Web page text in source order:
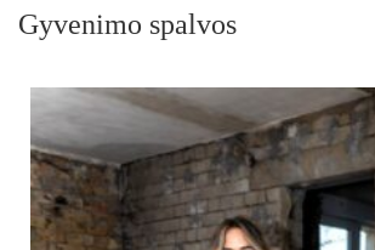
Gyvenimo spalvos